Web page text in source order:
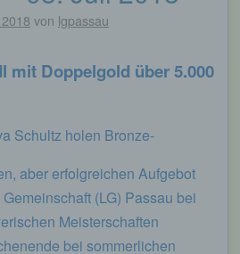
von lgpassau
mit Doppelgold über 5.000
Schultz holen Bronze-
aber erfolgreichen Aufgebot
(LG) Passau bei
Meisterschaften
bei sommerlichen